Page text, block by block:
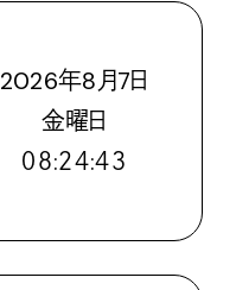
2026年8月7日
金曜日
０８:２４:４４